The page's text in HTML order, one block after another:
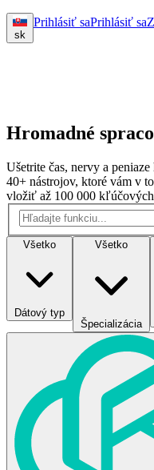
sk
Prihlásiť saPrihlásiť sa
Hromadné
Ušetrite čas, nervy a
40+ nástrojov, ktoré vám v
vložiť až 100 000
Všetko
Dátový typ
Všetko
Špecializácia